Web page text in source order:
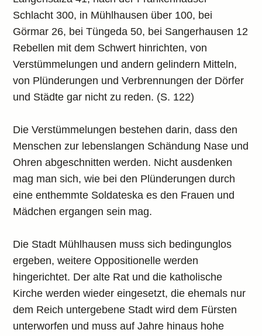
Schlacht 300, in Mühlhausen über 100, bei
Görmar 26, bei Tüngeda 50, bei Sangerhausen 12
Rebellen mit dem Schwert hinrichten, von
Verstümmelungen und andern gelindern Mitteln,
von Plünderungen und Verbrennungen der Dörfer
und Städte gar nicht zu reden. (S. 122)
Die Verstümmelungen bestehen darin, dass den
Menschen zur lebenslangen Schändung Nase und
Ohren abgeschnitten werden. Nicht ausdenken
mag man sich, wie bei den Plünderungen durch
eine enthemmte Soldateska es den Frauen und
Mädchen ergangen sein mag.
Die Stadt Mühlhausen muss sich bedingunglos
ergeben, weitere Oppositionelle werden
hingerichtet. Der alte Rat und die katholische
Kirche werden wieder eingesetzt, die ehemals nur
dem Reich untergebene Stadt wird dem Fürsten
unterworfen und muss auf Jahre hinaus hohe